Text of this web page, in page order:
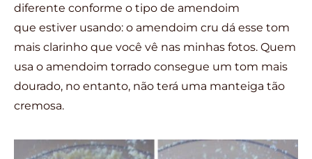
diferente conforme o tipo de amendoim
que estiver usando: o amendoim cru dá esse tom
mais clarinho que você vê nas minhas fotos. Quem
usa o amendoim torrado consegue um tom mais
dourado, no entanto, não terá uma manteiga tão
cremosa.